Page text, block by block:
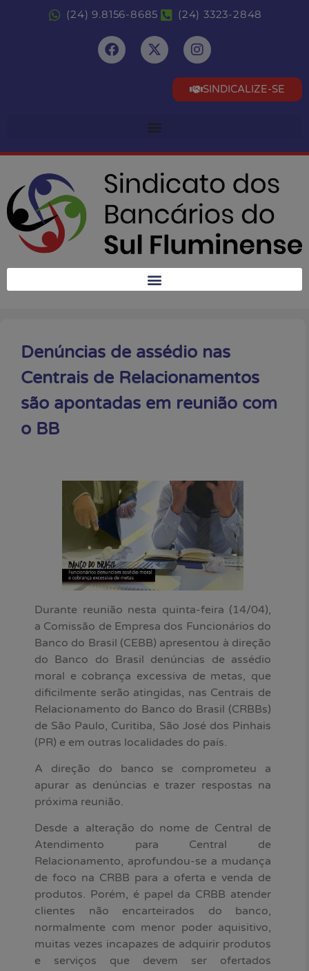
(24) 9.8156-8685 (24) 3323-2848
SINDICALIZE-SE
Denúncias de assédio nas
Centrais de Relacionamentos
são apontadas em reunião com
o BB
Durante reunião nesta quinta-feira (14/04),
a Comissão de Empresa dos Funcionários do
Banco do Brasil (CEBB) apresentou à direção
do Banco do Brasil denúncias de assédio
moral e cobrança excessiva de metas, que
dificilmente serão atingidas, nas Centrais de
Relacionamento do Banco do Brasil (CRBBs)
de São Paulo, Curitiba, São José dos Pinhais
(PR) e em outras localidades do país.
A direção do banco se comprometeu a
apurar as denúncias e trazer respostas na
próxima reunião.
Desde a alteração do nome de Central de
Atendimento para Central de
Relacionamento, aprofundou-se a mudança
de foco na CRBB para a oferta e venda de
produtos. Porém, é papel da CRBB atender
clientes não encarteirados do banco,
normalmente com menor poder aquisitivo,
muitas vezes incapazes de adquirir produtos
e serviços que devem ser ofertados